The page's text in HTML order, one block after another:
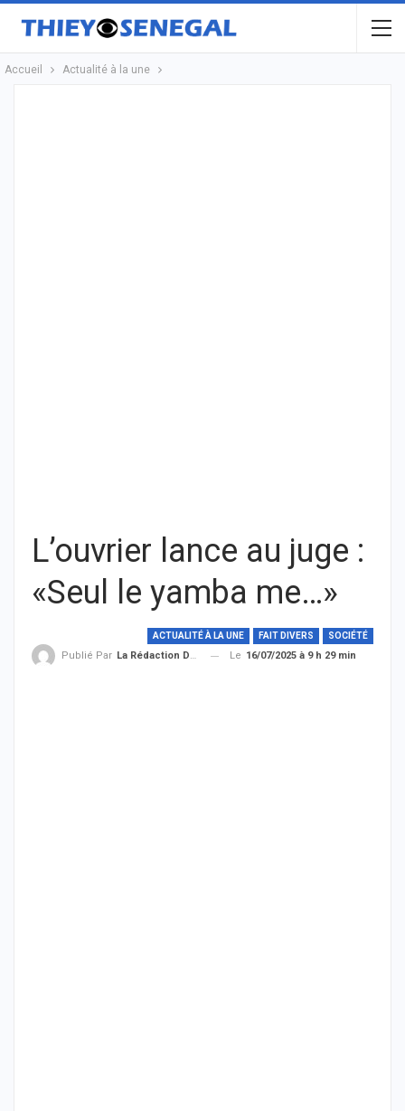
Accueil Actualité à la une
L’ouvrier lance au juge :
«Seul le yamba me…»
ACTUALITÉ À LA UNE FAIT DIVERS SOCIÉTÉ
Publié Par La Rédaction De THIEYSENEGAL.com Le 16/07/2025 à 9 h 29 min